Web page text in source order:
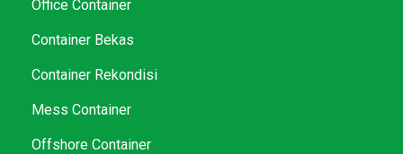
Office Container
Container Bekas
Container Rekondisi
Mess Container
Offshore Container